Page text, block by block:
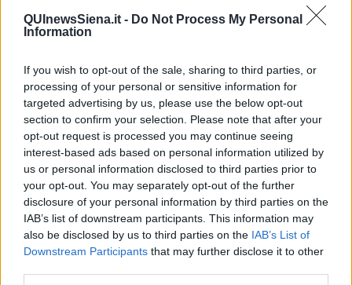
QUInewsSiena.it - Do Not Process My Personal
Information
If you wish to opt-out of the sale, sharing to third parties, or
processing of your personal or sensitive information for
targeted advertising by us, please use the below opt-out
section to confirm your selection. Please note that after your
opt-out request is processed you may continue seeing
interest-based ads based on personal information utilized by
us or personal information disclosed to third parties prior to
your opt-out. You may separately opt-out of the further
disclosure of your personal information by third parties on the
IAB’s list of downstream participants. This information may
also be disclosed by us to third parties on the IAB’s List of
Downstream Participants that may further disclose it to other
Casa, spesa e scuola, ecco le città più care
Epatite C, screening gratuito in Toscana nel 2023
Italia più cara, in Toscana 1.800 euro in più a
famiglia
Boom di turisti, un 2022 col pienone
Toscana 2030, oltre 8.200 bimbi di meno in 10
anni
Caro vita, tre città toscane fra le più costose
Famiglie sempre più indebitate, cresce il rischio
usura